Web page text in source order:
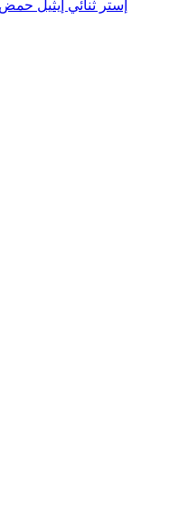
3- (ترايثوكسيسيليل) إستر ثنائي